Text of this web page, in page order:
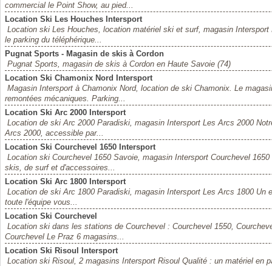
commercial le Point Show, au pied...
Location Ski Les Houches Intersport
Location ski Les Houches, location matériel ski et surf, magasin
le parking du téléphérique...
Pugnat Sports - Magasin de skis à Cordon
Pugnat Sports, magasin de skis à Cordon en Haute Savoie (74)
Location Ski Chamonix Nord Intersport
Magasin Intersport à Chamonix Nord, location de ski Chamonix. Le
remontées mécaniques. Parking...
Location Ski Arc 2000 Intersport
Location de ski Arc 2000 Paradiski, magasin Intersport Les Arcs 2000
Arcs 2000, accessible par...
Location Ski Courchevel 1650 Intersport
Location ski Courchevel 1650 Savoie, magasin Intersport Courchevel
skis, de surf et d'accessoires...
Location Ski Arc 1800 Intersport
Location de ski Arc 1800 Paradiski, magasin Intersport Les Arcs 1800 Un
toute l'équipe vous...
Location Ski Courchevel
Location ski dans les stations de Courchevel : Courchevel 1550,
Courchevel Le Praz 6 magasins...
Location Ski Risoul Intersport
Location ski Risoul, 2 magasins Intersport Risoul Qualité : un matériel en